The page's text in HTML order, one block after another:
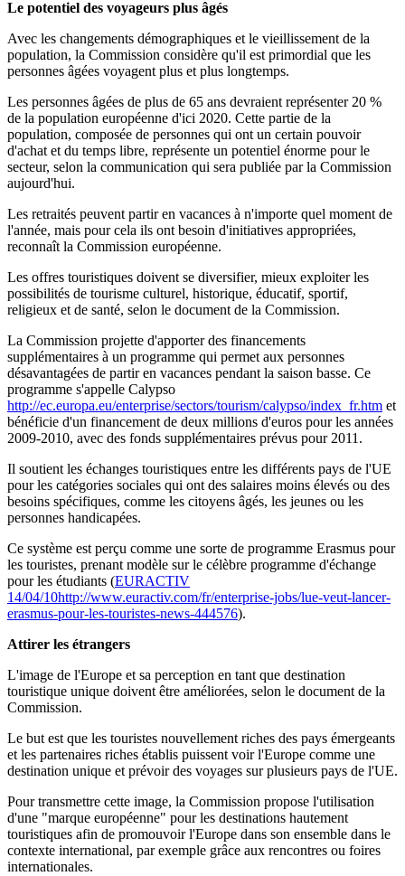
Le potentiel des voyageurs plus âgés
Avec les changements démographiques et le vieillissement de la
population, la Commission considère qu'il est primordial que les
personnes âgées voyagent plus et plus longtemps.
Les personnes âgées de plus de 65 ans devraient représenter 20 %
de la population européenne d'ici 2020. Cette partie de la
population, composée de personnes qui ont un certain pouvoir
d'achat et du temps libre, représente un potentiel énorme pour le
secteur, selon la communication qui sera publiée par la Commission
aujourd'hui.
Les retraités peuvent partir en vacances à n'importe quel moment de
l'année, mais pour cela ils ont besoin d'initiatives appropriées,
reconnaît la Commission européenne.
Les offres touristiques doivent se diversifier, mieux exploiter les
possibilités de tourisme culturel, historique, éducatif, sportif,
religieux et de santé, selon le document de la Commission.
La Commission projette d'apporter des financements
supplémentaires à un programme qui permet aux personnes
désavantagées de partir en vacances pendant la saison basse. Ce
programme s'appelle Calypso
http://ec.europa.eu/enterprise/sectors/tourism/calypso/index_fr.htm et
bénéficie d'un financement de deux millions d'euros pour les années
2009-2010, avec des fonds supplémentaires prévus pour 2011.
Il soutient les échanges touristiques entre les différents pays de l'UE
pour les catégories sociales qui ont des salaires moins élevés ou des
besoins spécifiques, comme les citoyens âgés, les jeunes ou les
personnes handicapées.
Ce système est perçu comme une sorte de programme Erasmus pour
les touristes, prenant modèle sur le célèbre programme d'échange
pour les étudiants (EURACTIV
14/04/10http://www.euractiv.com/fr/enterprise-jobs/lue-veut-lancer-
erasmus-pour-les-touristes-news-444576).
Attirer les étrangers
L'image de l'Europe et sa perception en tant que destination
touristique unique doivent être améliorées, selon le document de la
Commission.
Le but est que les touristes nouvellement riches des pays émergeants
et les partenaires riches établis puissent voir l'Europe comme une
destination unique et prévoir des voyages sur plusieurs pays de l'UE.
Pour transmettre cette image, la Commission propose l'utilisation
d'une "marque européenne" pour les destinations hautement
touristiques afin de promouvoir l'Europe dans son ensemble dans le
contexte international, par exemple grâce aux rencontres ou foires
internationales.